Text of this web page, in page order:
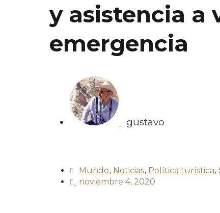
y asistencia a
emergencia
gustavo
Mundo, Noticias, Política turística,
noviembre 4, 2020